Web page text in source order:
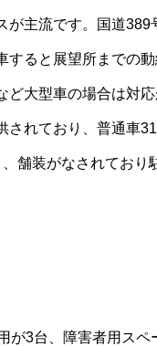
主流です。国道
ると展望所までの
大型車の場合は対
れており、普通車
舗装がなされており
3台、障害者用ス